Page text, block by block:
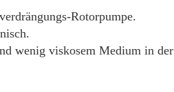
Rotorpumpe.
wenig viskosem Medium in der